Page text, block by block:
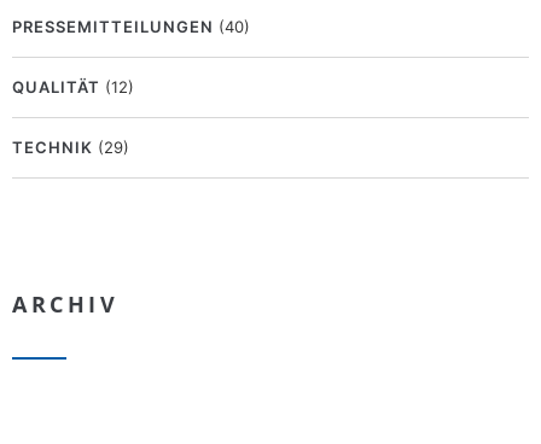
PRESSEMITTEILUNGEN (40)
QUALITÄT (12)
TECHNIK (29)
ARCHIV